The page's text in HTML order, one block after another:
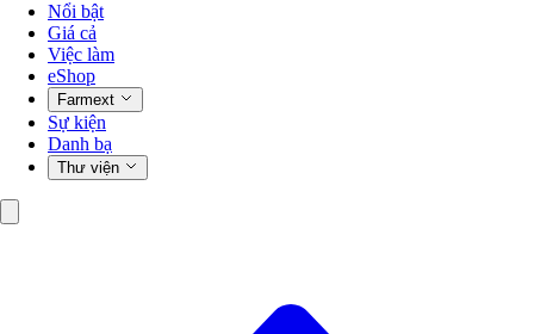
Nổi bật
Giá cả
Việc làm
eShop
Farmext
Sự kiện
Danh bạ
Thư viện